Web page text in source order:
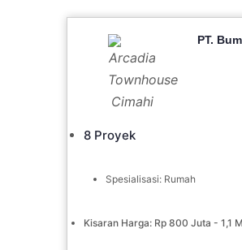
PT.
8 Proyek
Spesialisasi: Rumah
Kisaran Harga: Rp 800 Juta - 1,1